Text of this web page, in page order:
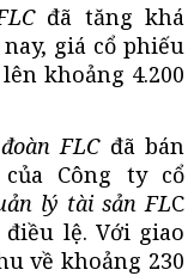
đã tăng khá
giá cổ phiếu
khoảng 4.200
FLCđã bán
Công ty cổ
lý tài sản FLC
điều lệ. Với giao
về khoảng 230